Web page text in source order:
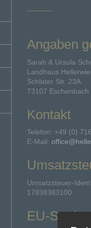
Angaben
Sarah & Ursula
Landhaus
Schlater Str. 23A
73107 Eschenbach
Kontakt
Telefon: +49 (0)
E-Mail:
Umsatzsteuer-
17838383100
EU-